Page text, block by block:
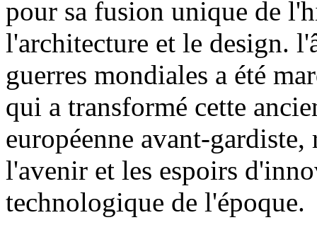
pour sa fusion unique de
l'architecture et le design.
guerres mondiales a été
qui a transformé cette
européenne avant-
l'avenir et les espoirs
technologique de l'époque.